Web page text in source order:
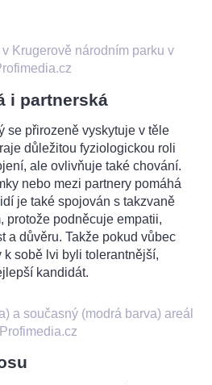
Krugerově národním parku v
i partnerská
se přirozeně vyskytuje v těle
důležitou fyziologickou roli
ale ovlivňuje také chování.
nebo mezi partnery pomáhá
je také spojován s takzvaně
protože podněcuje empatii,
a důvěru. Takže pokud vůbec
sobě lvi byli tolerantnější,
kandidát.
a současný (modrá barva) areál
Profimedia.cz